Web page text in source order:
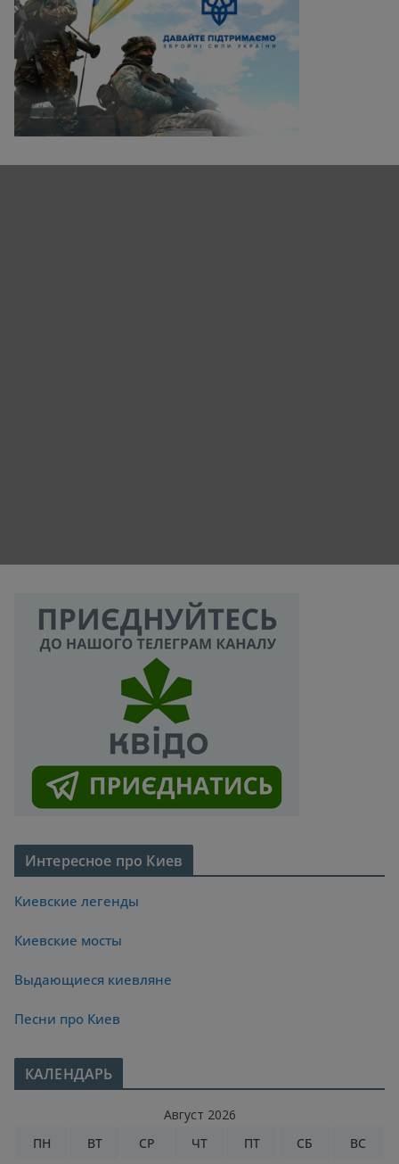
Интересное про Киев
Киевские легенды
Киевские мосты
Выдающиеся киевляне
Песни про Киев
КАЛЕНДАРЬ
Август 2026
ПН
ВТ СР ЧТ ПТ СБ ВС